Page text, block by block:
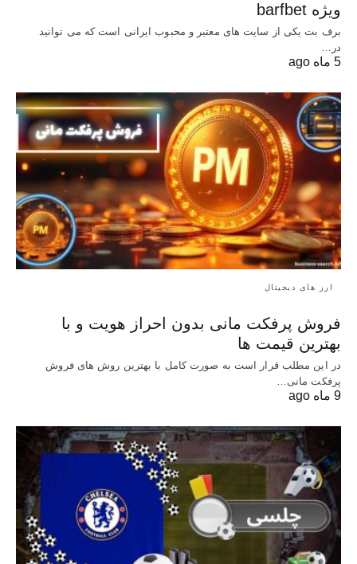
ویژه barfbet
برف بت یکی از سایت های معتبر و محبوب ایرانی است که می توانید
در…
5 ماه ago
ارز های دیجیتال
فروش پرفکت مانی بدون احراز هویت و با
بهترین قیمت ها
در این مطلب قرار است به صورت کامل با بهترین روش‌ های فروش
پرفکت مانی…
9 ماه ago